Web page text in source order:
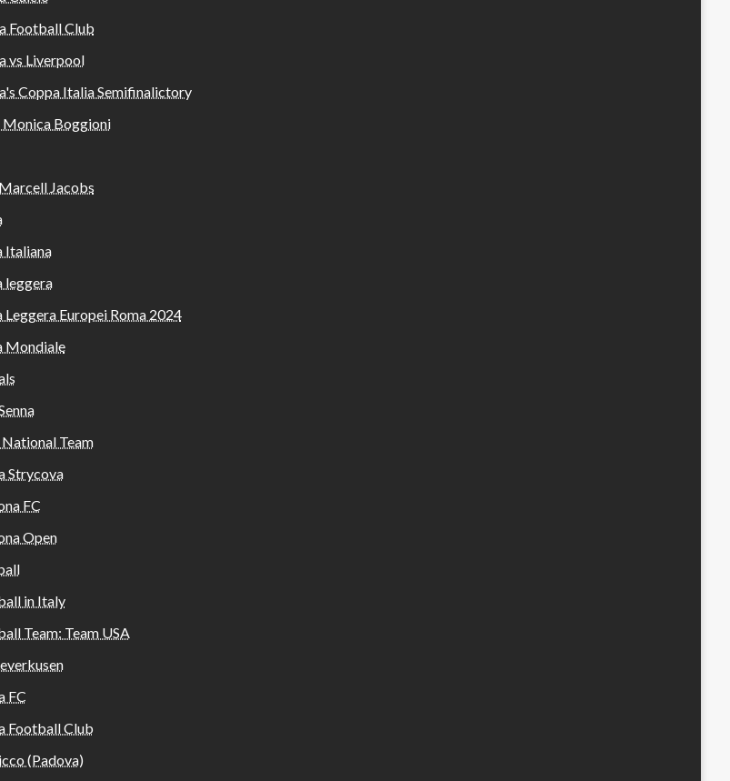
Football Club
vs Liverpool
Coppa Italia Semifinalictory
Monica Boggioni
Jacobs
Italiana
leggera
Europei Roma 2024
Mondiale
Team
Strycova
FC
Open
in Italy
Team: Team USA
FC
Football Club
(Padova)